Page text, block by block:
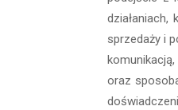
działaniach,
sprzedaży i
oraz